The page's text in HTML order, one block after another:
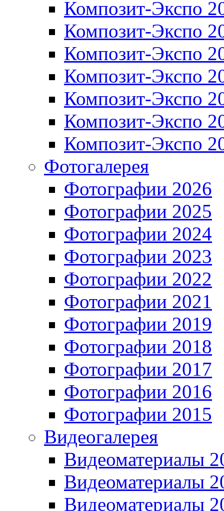
Композит-Экспо
Композит-Экспо
Композит-Экспо
Композит-Экспо
Композит-Экспо
Композит-Экспо
Композит-Экспо
Фотогалерея
Фотографии 2026
Фотографии 2025
Фотографии 2024
Фотографии 2023
Фотографии 2022
Фотографии 2021
Фотографии 2019
Фотографии 2018
Фотографии 2017
Фотографии 2016
Фотографии 2015
Видеогалерея
Видеоматериалы
Видеоматериалы
Видеоматериалы